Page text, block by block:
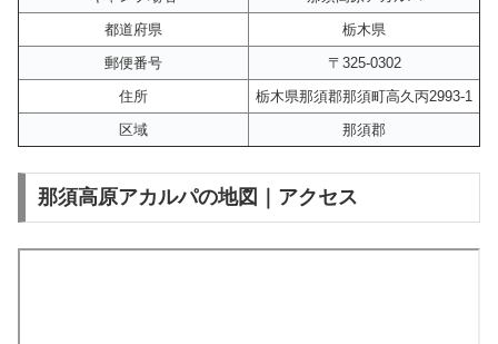
都道府県
栃木県
郵便番号
〒325-0302
住所
栃木県那須郡那須町高久丙2993-1
区域
那須郡
那須高原アカルパの地図｜アクセス